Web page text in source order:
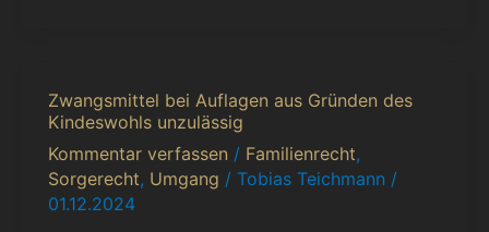
Zwangsmittel bei Auflagen aus Gründen des
Kindeswohls unzulässig
Kommentar verfassen / Familienrecht,
Sorgerecht, Umgang / Tobias Teichmann /
01.12.2024
Zwangsmittel
bei
Auflagen
aus
Gründen